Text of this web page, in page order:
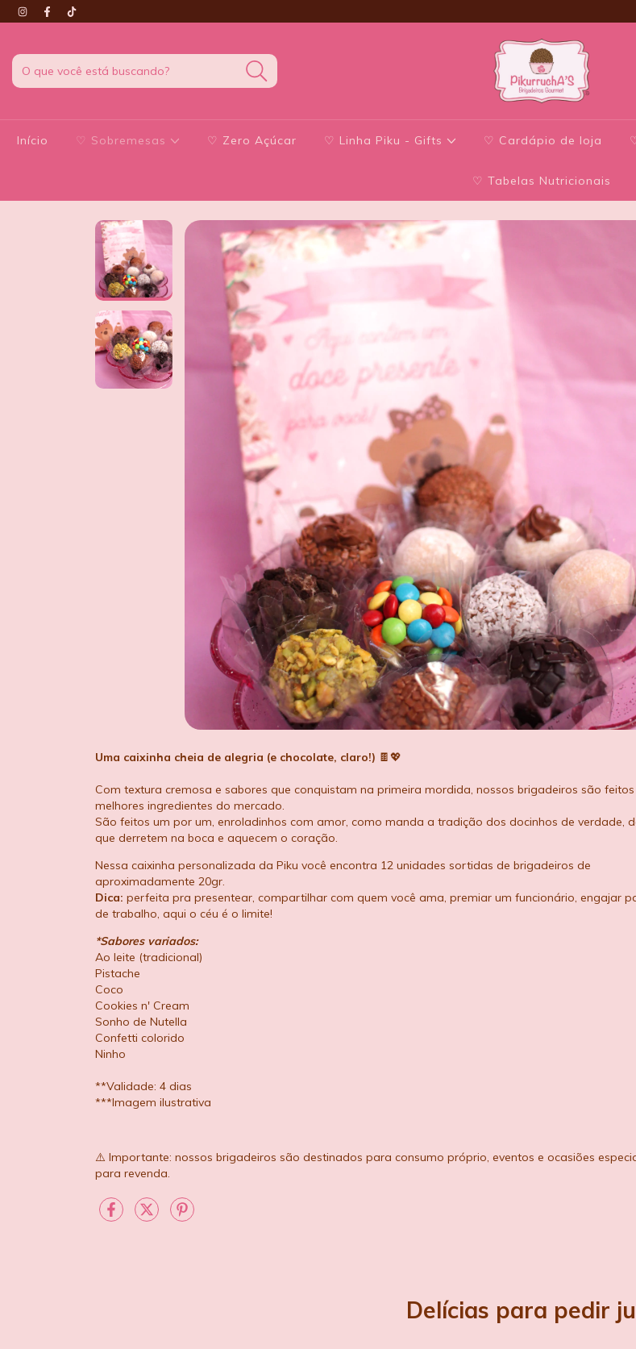
Início ♡ Sobremesas ♡ Zero Açúcar ♡ Linha Piku - Gifts ♡ Cardápio de loja
♡ Tabelas Nutricionais
Uma caixinha cheia de alegria (e chocolate, claro!) 🍫💖
Com textura cremosa e sabores que conquistam na primeira mordida, nossos brigadeiros são
melhores ingredientes do mercado.
São feitos um por um, enroladinhos com amor, como manda a tradição dos docinhos de verdade,
que derretem na boca e aquecem o coração.
Nessa caixinha personalizada da Piku você encontra 12 unidades sortidas de brigadeiros de
aproximadamente 20gr.
Dica: perfeita pra presentear, compartilhar com quem você ama, premiar um funcionário, engajar
de trabalho, aqui o céu é o limite!
*Sabores variados:
Ao leite (tradicional)
Pistache
Coco
Cookies n' Cream
Sonho de Nutella
Confetti colorido
Ninho
**Validade: 4 dias
***Imagem ilustrativa
⚠️ Importante: nossos brigadeiros são destinados para consumo próprio, eventos e ocasiões
para revenda.
Delícias para pedir